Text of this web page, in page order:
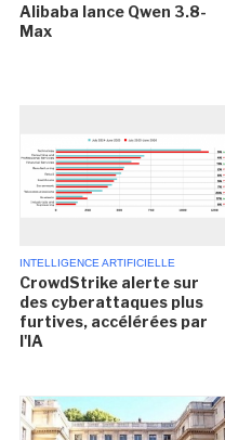
Alibaba lance Qwen 3.8-
Max
INTELLIGENCE ARTIFICIELLE
CrowdStrike alerte sur
des cyberattaques plus
furtives, accélérées par
l'IA